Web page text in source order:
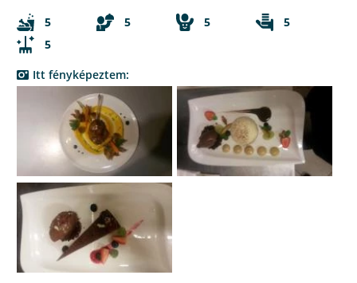
5
5 5
5
5
Itt fényképeztem: